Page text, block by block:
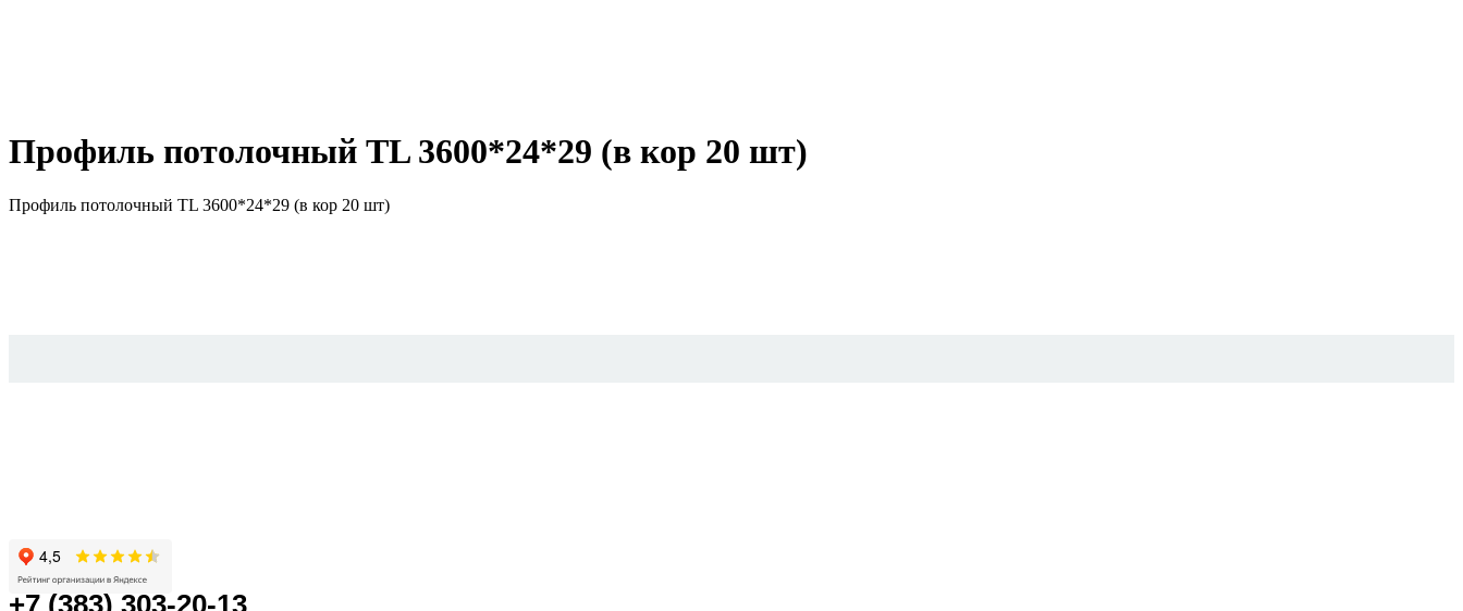
Профиль потолочный TL 3600*24*29 (в кор 20 шт)
Профиль потолочный TL 3600*24*29 (в кор 20 шт)
+7 (383) 303-20-13